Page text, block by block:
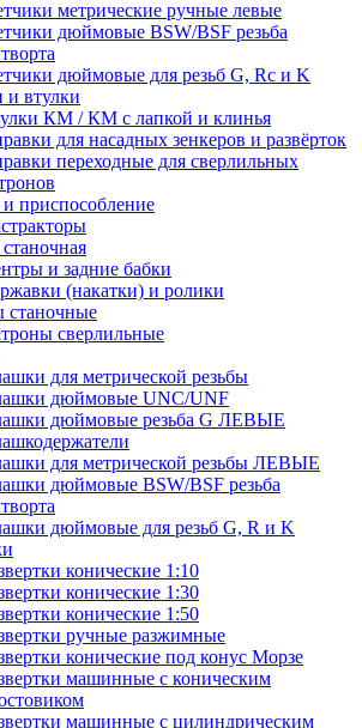
метрические ручные левые
дюймовые BSW/BSF резьба
дюймовые для резьб G, Rc и K
и втулки
КМ / КМ с лапкой и клинья
для насадных зенкеров и развёрток
переходные для сверлильных
приспособление
и задние бабки
(накатки) и ролики
станочные
сверлильные
для метрической резьбы
дюймовые UNC/UNF
дюймовые резьба G ЛЕВЫЕ
для метрической резьбы ЛЕВЫЕ
дюймовые BSW/BSF резьба
дюймовые для резьб G, R и K
конические 1:10
конические 1:30
конические 1:50
ручные разжимные
конические под конус Морзе
машинные с коническим
машинные с цилиндрическим